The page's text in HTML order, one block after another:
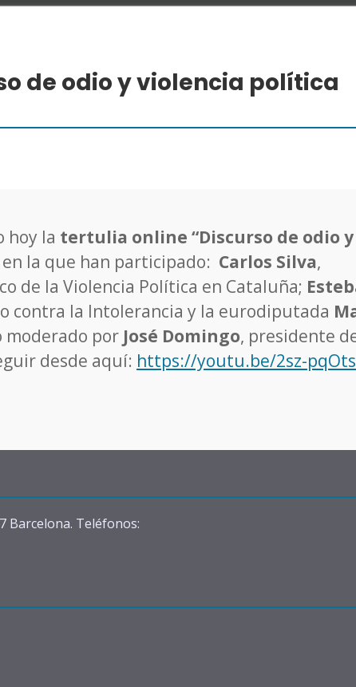
de odio y violencia política
hoy la tertulia online “Discurso de odio y
en la que han participado: Carlos Silva,
de la Violencia Política en Cataluña;
contra la Intolerancia y la eurodiputada
moderado por José Domingo, presidente
desde aquí: https://youtu.be/2sz-
Barcelona. Teléfonos: